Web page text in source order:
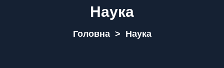
Наука
Головна > Наука